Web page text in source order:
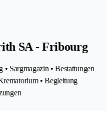
SA - Fribourg
• Sargmagazin • Bestattungen
• Begleitung